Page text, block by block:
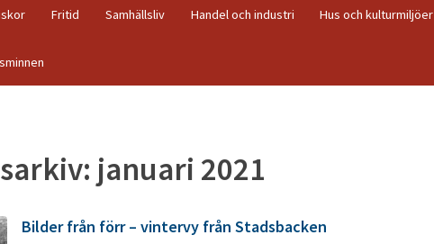
Fritid Samhällsliv Handel och industri Hus och kulturmiljöer
januari 2021
Bilder från förr – vintervy från Stadsbacken